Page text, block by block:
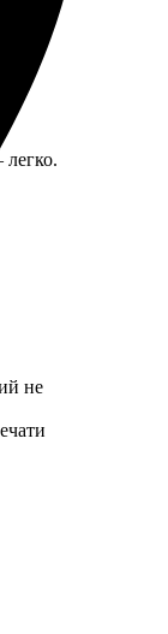
легко.
не